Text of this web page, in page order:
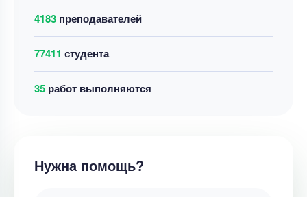
4183 преподавателей
77411 студента
37 работ выполняются
Нужна помощь?